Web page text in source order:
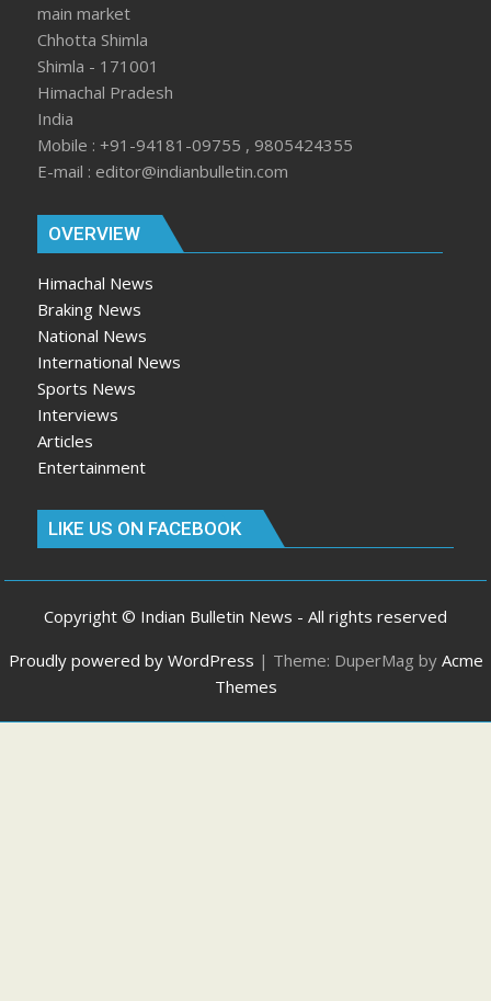
main market
Chhotta Shimla
Shimla - 171001
Himachal Pradesh
India
Mobile : +91-94181-09755 , 9805424355
E-mail : editor@indianbulletin.com
OVERVIEW
Himachal News
Braking News
National News
International News
Sports News
Interviews
Articles
Entertainment
LIKE US ON FACEBOOK
Copyright © Indian Bulletin News - All rights reserved
Proudly powered by WordPress | Theme: DuperMag by Acme
Themes